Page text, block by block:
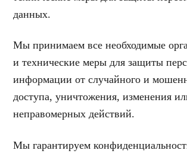
данных.
Мы принимаем все необходимые
и технические меры для защиты
информации от случайного и
доступа, уничтожения, изменения
неправомерных действий.
Мы гарантируем